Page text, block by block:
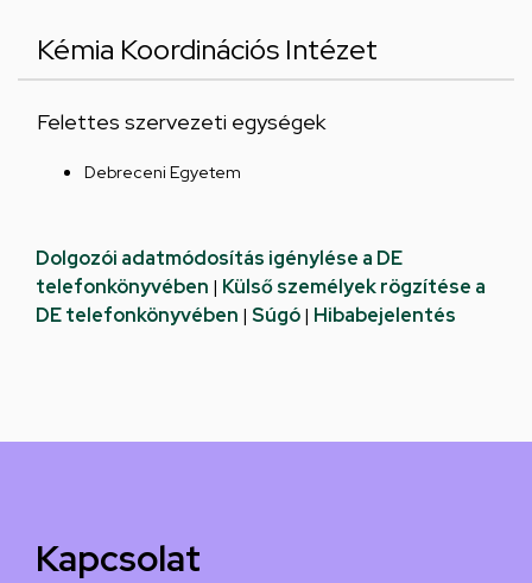
Kémia Koordinációs Intézet
Felettes szervezeti egységek
Debreceni Egyetem
Dolgozói adatmódosítás igénylése a DE
telefonkönyvében | Külső személyek rögzítése a
DE telefonkönyvében | Súgó| Hibabejelentés
Kapcsolat